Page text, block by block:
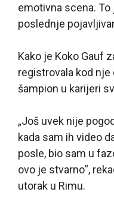
emotivna scena.
poslednje
Kako je Koko Gauf
registrovala kod
šampion u karijeri
„Još uvek nije
kada sam ih video
posle, bio sam u
ovo je stvarno“,
utorak u Rimu.